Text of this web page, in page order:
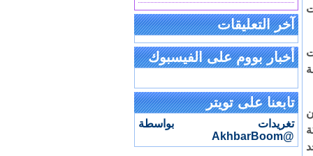
آخر التعليقات
أخبار بووم على الفيسبوك
تابعنا على تويتر
تغريدات بواسطة
@AkhbarBoom